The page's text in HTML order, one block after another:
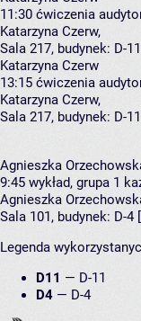
11:30 ćwiczenia
Katarzyna Czerw,
Sala 217, budynek: D-
Katarzyna Czerw
13:15 ćwiczenia
Katarzyna Czerw,
Sala 217, budynek: D-
Agnieszka
9:45 wykład, grupa 1
Agnieszka
Sala 101, budynek: D-4
Legenda
D11 — D-11
D4 — D-4